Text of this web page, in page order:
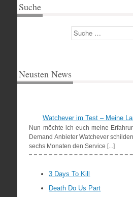
Suche
Suchen
Neusten News
Watchever im Test – Meine
Nun möchte ich euch meine
Demand Anbieter Watchever
sechs Monaten den Service [...]
3 Days To Kill
Death Do Us Part